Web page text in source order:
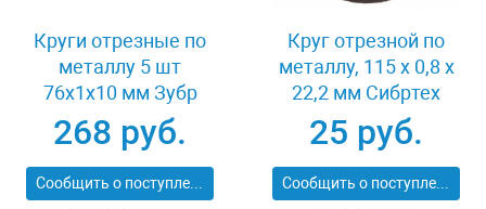
Круги отрезные по
металлу 5 шт
76x1x10 мм Зубр
36200-76-1.0-H5_z03
268 руб.
Сообщить о поступлении
Круг отрезной по
металлу, 115 х 0,8 х
22,2 мм Сибртех
743307
25 руб.
Сообщить о поступлении